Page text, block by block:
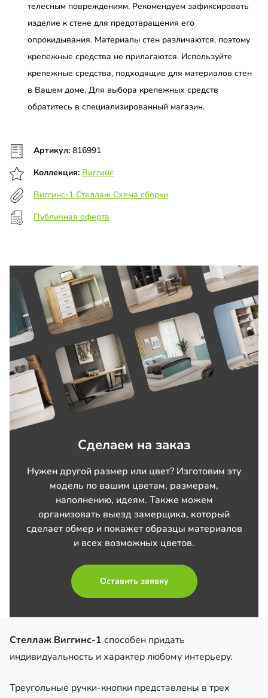
телесным повреждениям. Рекомендуем зафиксировать
изделие к стене для предотвращения его
опрокидывания. Материалы стен различаются, поэтому
крепежные средства не прилагаются. Используйте
крепежные средства, подходящие для материалов стен
в Вашем доме. Для выбора крепежных средств
обратитесь в специализированный магазин.
Артикул: 816991
Коллекция: Виггинс
Виггинс-1 Стеллаж Схема сборки
Публичная оферта
Сделаем на заказ
Нужен другой размер или цвет? Изготовим эту
модель по вашим цветам, размерам,
наполнению, идеям. Также можем
организовать выезд замерщика, который
сделает обмер и покажет образцы материалов
и всех возможных цветов.
Оставить заявку
Стеллаж Виггинс-1 способен придать
индивидуальность и характер любому интерьеру.
Треугольные ручки-кнопки представлены в трех